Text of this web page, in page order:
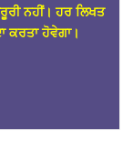
ਨਹੀਂ। ਹਰ ਲਿਖਤ
ਕਰਤਾ ਹੋਵੇਗਾ।